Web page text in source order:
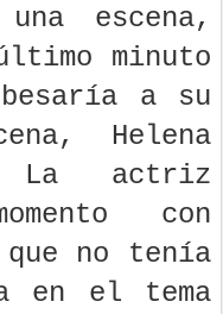
escena,
minuto
a su
Helena
La actriz
con
no tenía
en el tema